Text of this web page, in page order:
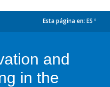
Esta página en: ES
and
in the